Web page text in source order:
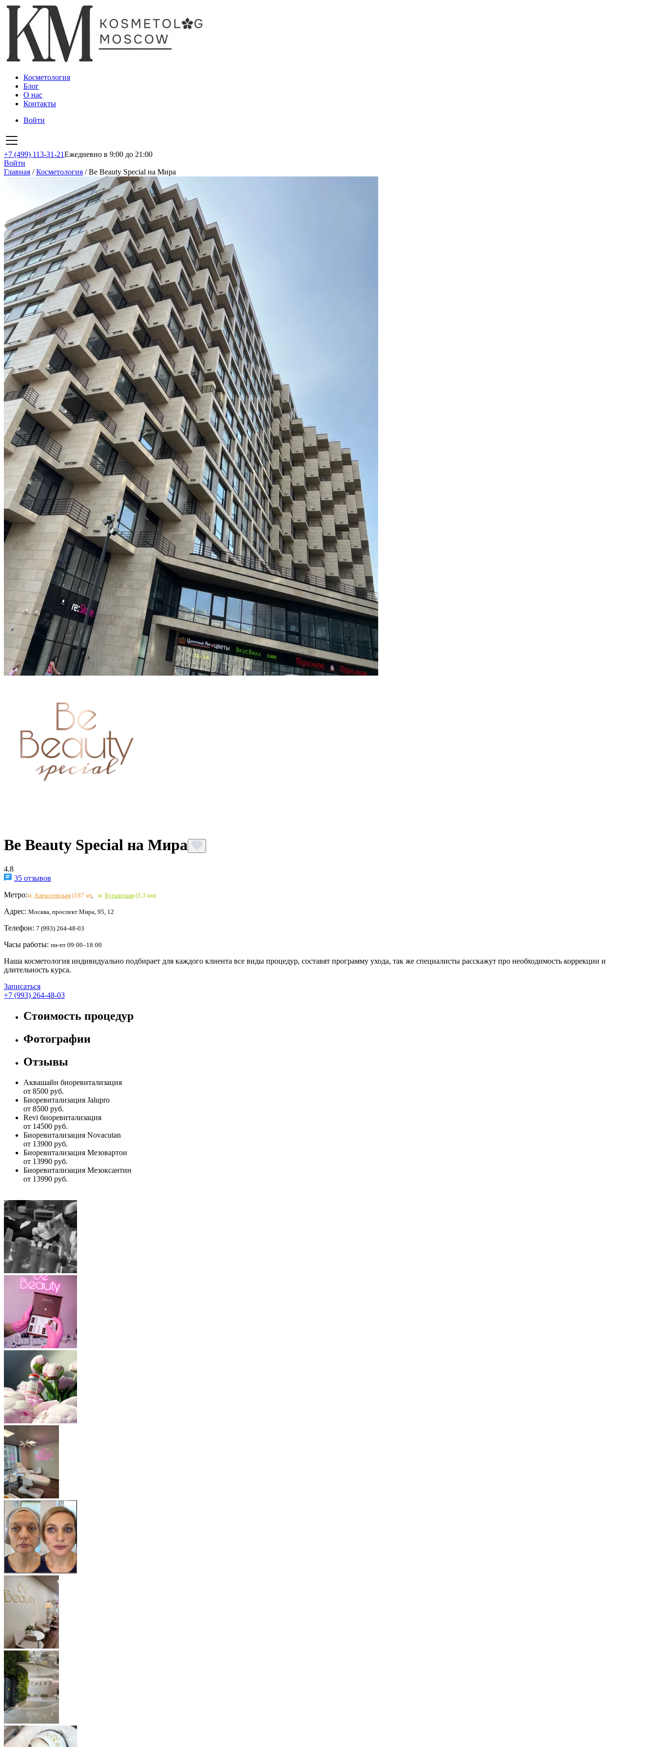
Косметология
Блог
О нас
Контакты
Войти
+7 (499) 113-31-21Ежедневно в 9:00 до 21:00
Войти
Главная /Косметология /Be Beauty Special на Мира
Be Beauty Special на Мира
4.8
35 отзывов
Метро:м. Алексеевская (187 м) м. Бутырская(1,3 км)
Адрес: Москва, проспект Мира, 95, 12
Телефон: 7 (993) 264-48-03
Часы работы: пн-пт 09:00–18:00
Наша косметология индивидуально подбирает для каждого клиента все виды процедур, составят программу ухода, так же специалисты расскажут про необходимость коррекции и
длительность курса.
Записаться
+7 (993) 264-48-03
Стоимость процедур
Фотографии
Отзывы
Аквашайн биоревитализация
от 8500 руб.
Биоревитализация Jalupro
от 8500 руб.
Revi биоревитализация
от 14500 руб.
Биоревитализация Novacutan
от 13900 руб.
Биоревитализация Мезовартон
от 13990 руб.
Биоревитализация Мезоксантин
от 13990 руб.